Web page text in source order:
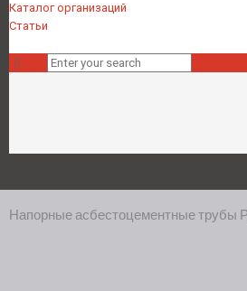
Каталог организаций
Статьи
Напорные асбестоцементные трубы